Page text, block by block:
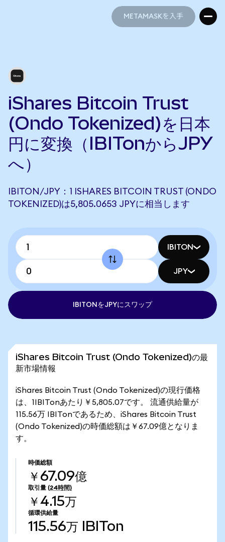
METAMASKを入手
iShares Bitcoin Trust
(Ondo Tokenized)を日本
円に変換（IBITonからJPY
へ）
IBITON/JPY：1 ISHARES BITCOIN TRUST (ONDO
TOKENIZED)は5,805.0653 JPYに相当します
IBITON
JPY
IBITONをJPYにスワップ
iShares Bitcoin Trust (Ondo Tokenized)の最
新市場情報
iShares Bitcoin Trust (Ondo Tokenized)の現行価格
は、1IBITonあたり￥5,805.07です。 流通供給量が
115.56万 IBITonであるため、iShares Bitcoin Trust
(Ondo Tokenized)の時価総額は￥67.09億となりま
す。
時価総額
￥67.09億
取引量 (24時間)
￥4.15万
循環供給量
115.56万 IBITon